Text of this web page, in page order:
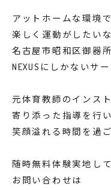
アットホームな環境で
楽しく運動がしたい
名古屋市昭和区御器所
NEXUSにしかないサ
元体育教師のインス
寄り添った指導を行
笑顔溢れる時間を過
随時無料体験実地し
お問い合わせは